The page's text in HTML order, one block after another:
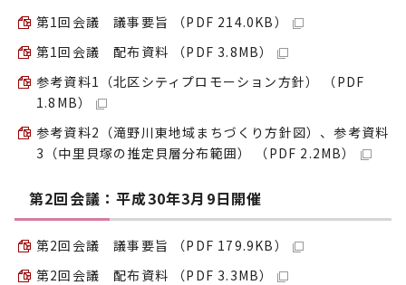
第1回会議 議事要旨 （PDF 214.0KB）
第1回会議 配布資料 （PDF 3.8MB）
参考資料1（北区シティプロモーション方針） （PDF
1.8MB）
参考資料2（滝野川東地域まちづくり方針図）、参考資料
3（中里貝塚の推定貝層分布範囲） （PDF 2.2MB）
第2回会議：平成30年3月9日開催
第2回会議 議事要旨 （PDF 179.9KB）
第2回会議 配布資料 （PDF 3.3MB）